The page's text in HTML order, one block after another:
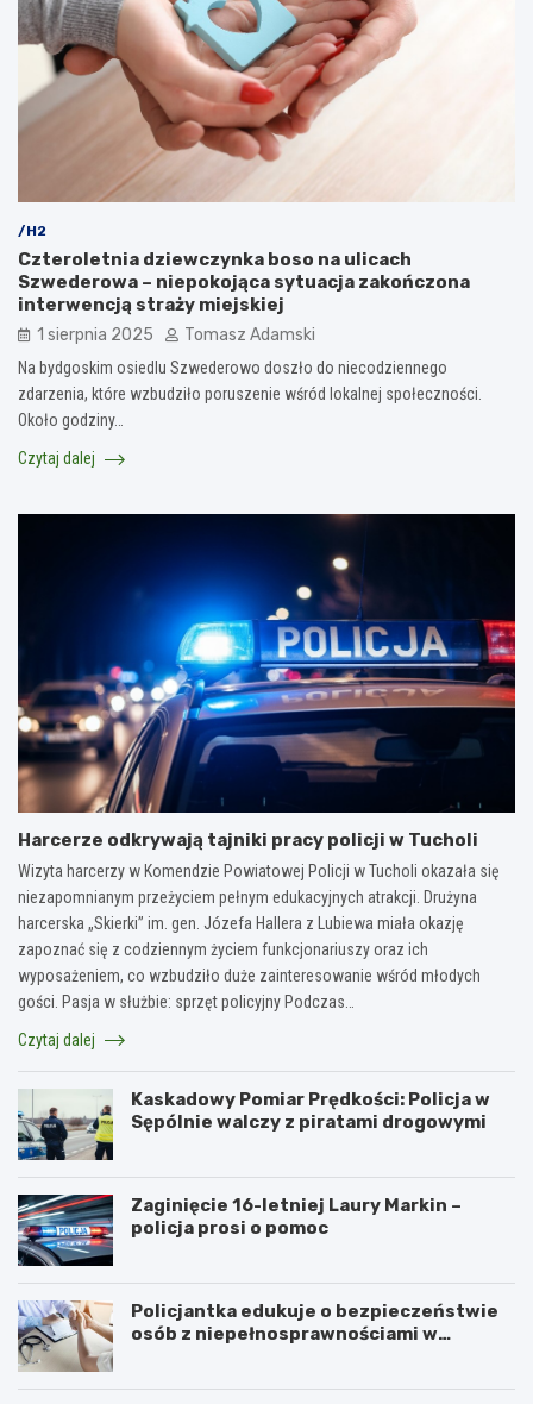
/H2
Czteroletnia dziewczynka boso na ulicach
Szwederowa – niepokojąca sytuacja zakończona
interwencją straży miejskiej
1 sierpnia 2025 Tomasz Adamski
Na bydgoskim osiedlu Szwederowo doszło do niecodziennego
zdarzenia, które wzbudziło poruszenie wśród lokalnej społeczności.
Około godziny…
Czytaj dalej
Harcerze odkrywają tajniki pracy policji w Tucholi
Wizyta harcerzy w Komendzie Powiatowej Policji w Tucholi okazała się
niezapomnianym przeżyciem pełnym edukacyjnych atrakcji. Drużyna
harcerska „Skierki” im. gen. Józefa Hallera z Lubiewa miała okazję
zapoznać się z codziennym życiem funkcjonariuszy oraz ich
wyposażeniem, co wzbudziło duże zainteresowanie wśród młodych
gości. Pasja w służbie: sprzęt policyjny Podczas…
Czytaj dalej
Kaskadowy Pomiar Prędkości: Policja w
Sępólnie walczy z piratami drogowymi
Zaginięcie 16-letniej Laury Markin –
policja prosi o pomoc
Policjantka edukuje o bezpieczeństwie
osób z niepełnosprawnościami w